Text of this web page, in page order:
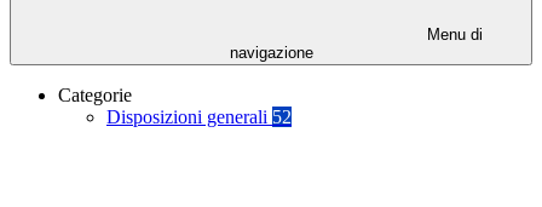
Menu di
navigazione
Categorie
Disposizioni generali 52